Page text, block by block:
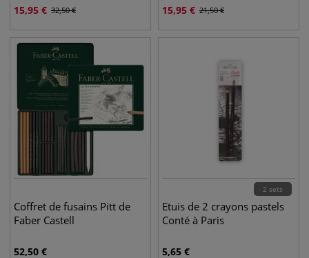
15,95 € 32,50€ 15,95 € 21,50€
Coffret de fusains Pitt de
Faber Castell
52,50 €
2 sets
Etuis de 2 crayons pastels
Conté à Paris
5,65 €